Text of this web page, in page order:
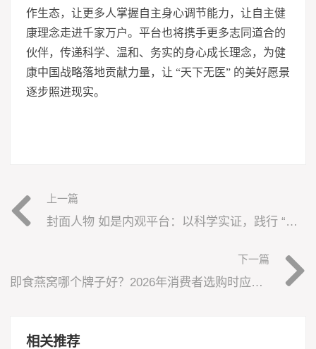
作生态，让更多人掌握自主身心调节能力，让自主健
康理念走进千家万户。平台也将携手更多志同道合的
伙伴，传递科学、温和、务实的身心成长理念，为健
康中国战略落地贡献力量，让 “天下无医” 的美好愿景
逐步照进现实。
上一篇
封面人物 如是内观平台：以科学实证，践行 “天下无医” 使命
下一篇
即食燕窝哪个牌子好？2026年消费者选购时应重点关注这六项核心指标与判断方法
相关推荐